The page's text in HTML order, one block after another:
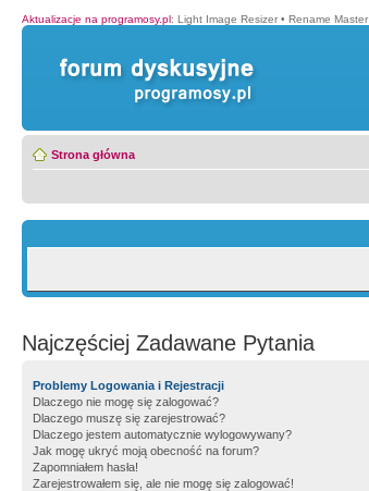
Aktualizacje na programosy.pl: Light Image Resizer • Rename Master
Strona główna
Najczęściej Zadawane Pytania
Problemy Logowania i Rejestracji
Dlaczego nie mogę się zalogować?
Dlaczego muszę się zarejestrować?
Dlaczego jestem automatycznie wylogowywany?
Jak mogę ukryć moją obecność na forum?
Zapomniałem hasła!
Zarejestrowałem się, ale nie mogę się zalogować!